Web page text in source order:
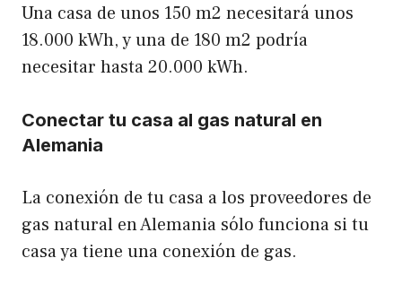
Una casa de unos 150 m2 necesitará unos
18.000 kWh, y una de 180 m2 podría
necesitar hasta 20.000 kWh.
Conectar tu casa al gas natural en
Alemania
La conexión de tu casa a los proveedores de
gas natural en Alemania sólo funciona si tu
casa ya tiene una conexión de gas.